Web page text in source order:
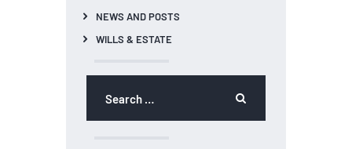
NEWS AND POSTS
WILLS & ESTATE